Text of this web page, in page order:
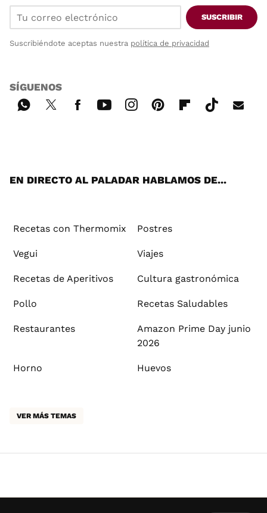
SUSCRIBIR
Suscribiéndote aceptas nuestra política de privacidad
SÍGUENOS
EN DIRECTO AL PALADAR HABLAMOS DE...
Recetas con Thermomix Postres
Vegui Viajes
Recetas de Aperitivos Cultura gastronómica
Pollo Recetas Saludables
Restaurantes
Amazon Prime Day junio
2026
Horno Huevos
VER MÁS TEMAS